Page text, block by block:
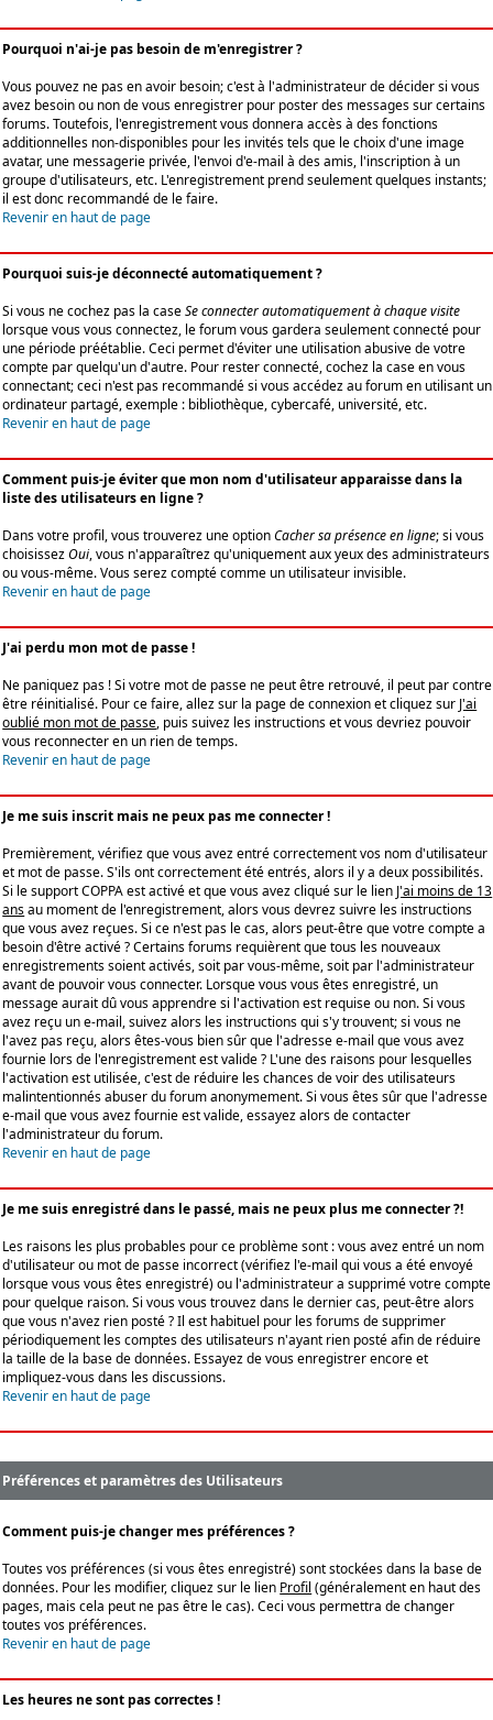
Pourquoi n'ai-je pas besoin de m'enregistrer ?
Vous pouvez ne pas en avoir besoin; c'est à l'administrateur de décider si vous
avez besoin ou non de vous enregistrer pour poster des messages sur certains
forums. Toutefois, l'enregistrement vous donnera accès à des fonctions
additionnelles non-disponibles pour les invités tels que le choix d'une image
avatar, une messagerie privée, l'envoi d'e-mail à des amis, l'inscription à un
groupe d'utilisateurs, etc. L'enregistrement prend seulement quelques instants;
il est donc recommandé de le faire.
Revenir en haut de page
Pourquoi suis-je déconnecté automatiquement ?
Si vous ne cochez pas la caseSe connecter automatiquement à chaque visite
lorsque vous vous connectez, le forum vous gardera seulement connecté pour
une période préétablie. Ceci permet d'éviter une utilisation abusive de votre
compte par quelqu'un d'autre. Pour rester connecté, cochez la case en vous
connectant; ceci n'est pas recommandé si vous accédez au forum en utilisant un
ordinateur partagé, exemple : bibliothèque, cybercafé, université, etc.
Revenir en haut de page
Comment puis-je éviter que mon nom d'utilisateur apparaisse dans la
liste des utilisateurs en ligne ?
Dans votre profil, vous trouverez une optionCacher sa présence en ligne; si vous
choisissezOui, vous n'apparaîtrez qu'uniquement aux yeux des administrateurs
ou vous-même. Vous serez compté comme un utilisateur invisible.
Revenir en haut de page
J'ai perdu mon mot de passe !
Ne paniquez pas ! Si votre mot de passe ne peut être retrouvé, il peut par contre
être réinitialisé. Pour ce faire, allez sur la page de connexion et cliquez sur J'ai
oublié mon mot de passe, puis suivez les instructions et vous devriez pouvoir
vous reconnecter en un rien de temps.
Revenir en haut de page
Je me suis inscrit mais ne peux pas me connecter !
Premièrement, vérifiez que vous avez entré correctement vos nom d'utilisateur
et mot de passe. S'ils ont correctement été entrés, alors il y a deux possibilités.
Si le support COPPA est activé et que vous avez cliqué sur le lien J'ai moins de 13
ansau moment de l'enregistrement, alors vous devrez suivre les instructions
que vous avez reçues. Si ce n'est pas le cas, alors peut-être que votre compte a
besoin d'être activé ? Certains forums requièrent que tous les nouveaux
enregistrements soient activés, soit par vous-même, soit par l'administrateur
avant de pouvoir vous connecter. Lorsque vous vous êtes enregistré, un
message aurait dû vous apprendre si l'activation est requise ou non. Si vous
avez reçu un e-mail, suivez alors les instructions qui s'y trouvent; si vous ne
l'avez pas reçu, alors êtes-vous bien sûr que l'adresse e-mail que vous avez
fournie lors de l'enregistrement est valide ? L'une des raisons pour lesquelles
l'activation est utilisée, c'est de réduire les chances de voir des utilisateurs
malintentionnés abuser du forum anonymement. Si vous êtes sûr que l'adresse
e-mail que vous avez fournie est valide, essayez alors de contacter
l'administrateur du forum.
Revenir en haut de page
Je me suis enregistré dans le passé, mais ne peux plus me connecter ?!
Les raisons les plus probables pour ce problème sont : vous avez entré un nom
d'utilisateur ou mot de passe incorrect (vérifiez l'e-mail qui vous a été envoyé
lorsque vous vous êtes enregistré) ou l'administrateur a supprimé votre compte
pour quelque raison. Si vous vous trouvez dans le dernier cas, peut-être alors
que vous n'avez rien posté ? Il est habituel pour les forums de supprimer
périodiquement les comptes des utilisateurs n'ayant rien posté afin de réduire
la taille de la base de données. Essayez de vous enregistrer encore et
impliquez-vous dans les discussions.
Revenir en haut de page
Préférences et paramètres des Utilisateurs
Comment puis-je changer mes préférences ?
Toutes vos préférences (si vous êtes enregistré) sont stockées dans la base de
données. Pour les modifier, cliquez sur le lien Profil (généralement en haut des
pages, mais cela peut ne pas être le cas). Ceci vous permettra de changer
toutes vos préférences.
Revenir en haut de page
Les heures ne sont pas correctes !